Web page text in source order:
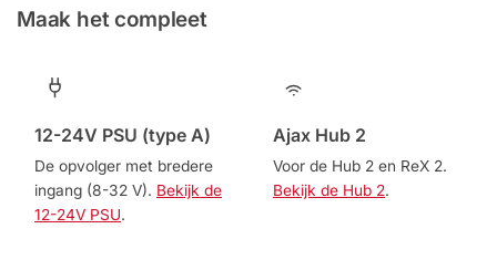
Maak het compleet
12-24V PSU (type A)
De opvolger met bredere
ingang (8-32 V). Bekijk de
12-24V PSU.
Ajax Hub 2
Voor de Hub 2 en ReX 2.
Bekijk de Hub 2.